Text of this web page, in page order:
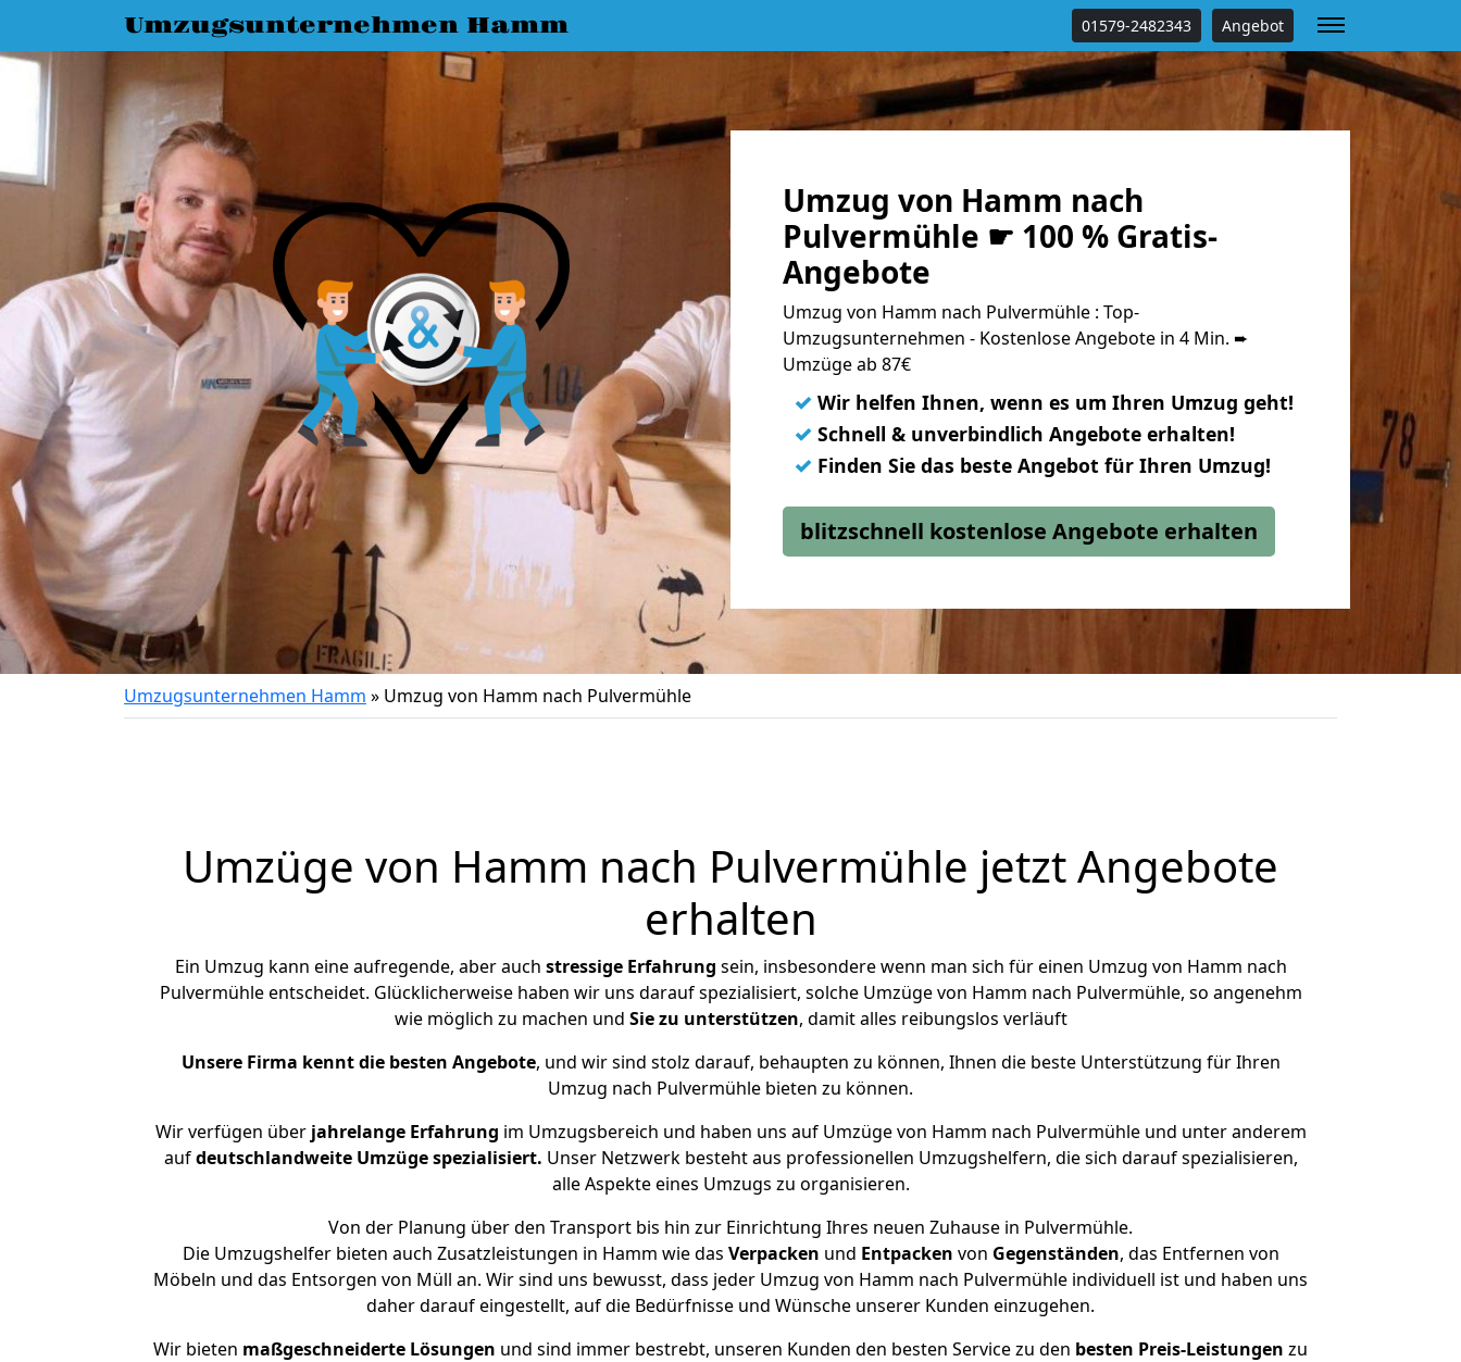
Umzugsunternehmen Hamm 01579-2482343 Angebot
Umzug von Hamm nach
Pulvermühle ☛ 100 % Gratis-
Angebote
Umzug von Hamm nach Pulvermühle : Top-
Umzugsunternehmen - Kostenlose Angebote in 4 Min. ➨
Umzüge ab 87€
✓ Wir helfen Ihnen, wenn es um Ihren Umzug geht!
✓ Schnell & unverbindlich Angebote erhalten!
✓ Finden Sie das beste Angebot für Ihren Umzug!
blitzschnell kostenlose Angebote erhalten
Umzugsunternehmen Hamm » Umzug von Hamm nach Pulvermühle
Umzüge von Hamm nach Pulvermühle jetzt Angebote
erhalten
Ein Umzug kann eine aufregende, aber auch stressige Erfahrung sein, insbesondere wenn man sich für einen Umzug von Hamm nach
Pulvermühle entscheidet. Glücklicherweise haben wir uns darauf spezialisiert, solche Umzüge von Hamm nach Pulvermühle, so angenehm
wie möglich zu machen und Sie zu unterstützen, damit alles reibungslos verläuft
Unsere Firma kennt die besten Angebote, und wir sind stolz darauf, behaupten zu können, Ihnen die beste Unterstützung für Ihren
Umzug nach Pulvermühle bieten zu können.
Wir verfügen überjahrelange Erfahrung im Umzugsbereich und haben uns auf Umzüge von Hamm nach Pulvermühle und unter anderem
aufdeutschlandweite Umzüge spezialisiert. Unser Netzwerk besteht aus professionellen Umzugshelfern, die sich darauf spezialisieren,
alle Aspekte eines Umzugs zu organisieren.
Von der Planung über den Transport bis hin zur Einrichtung Ihres neuen Zuhause in Pulvermühle.
Die Umzugshelfer bieten auch Zusatzleistungen in Hamm wie das Verpacken und Entpacken von Gegenständen, das Entfernen von
Möbeln und das Entsorgen von Müll an. Wir sind uns bewusst, dass jeder Umzug von Hamm nach Pulvermühle individuell ist und haben uns
daher darauf eingestellt, auf die Bedürfnisse und Wünsche unserer Kunden einzugehen.
Wir bieten maßgeschneiderte Lösungen und sind immer bestrebt, unseren Kunden den besten Service zu den besten Preis-Leistungen zu